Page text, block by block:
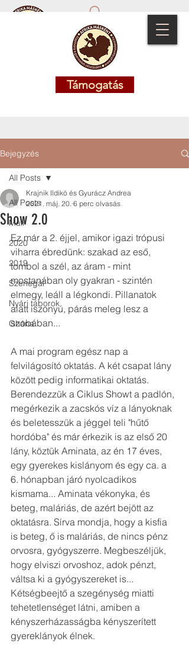
Támogatás
Támogatás
Bejegyzés
All Posts
Mali
2020
2019
Szenegál
Nyári táborok
Ghána
All Posts
Show 2.0
Krajnik Ildikó és Gyurácz Andrea
2021. máj. 20. 6 perc olvasás
Ez már a 2. éjjel, amikor igazi trópusi
viharra ébredünk: szakad az eső,
tombol a szél, az áram - mint
mostanában oly gyakran - szintén
elmegy, leáll a légkondi. Pillanatok
alatt iszonyú, párás meleg lesz a
szobában...
A mai program egész nap a
felvilágosító oktatás. A két csapat lány
között pedig informatikai oktatás.
Berendezzük a Ciklus Showt a padlón,
megérkezik a zacskós víz a lányoknak
és beletesszük a jéggel teli "hűtő
hordóba" és már érkezik is az első 20
lány, köztük Aminata, az én 17 éves,
egy gyerekes kislányom és egy ca. a
6. hónapban járó nyolcadikos
kismama... Aminata vékonyka, és
beteg, maláriás, de azért bejött az
oktatásra. Sírva mondja, hogy a kisfia
is beteg, ő is maláriás, de nincs pénz
orvosra, gyógyszerre. Megbeszéljük,
hogy elviszi orvoshoz, adok pénzt,
váltsa ki a gyógyszereket is...
Kétségbeejtő a szegénység miatti
tehetetlenséget látni, amiben a
kényszerházasságba kényszerített
gyereklányok élnek.